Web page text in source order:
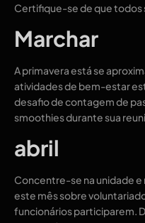
Certifique-se de que todos
Marchar
A primavera está se
atividades de bem-estar
desafio de contagem de
smoothies durante sua
abril
Concentre-se na unidade
este mês sobre
funcionários participarem.